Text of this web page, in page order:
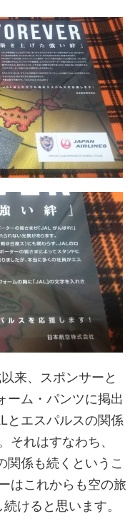
来、スポンサーと
ーム・パンツに掲出
とエスパルスの関係
それはすなわち、
関係も続くというこ
はこれからも空の旅
けると思います。